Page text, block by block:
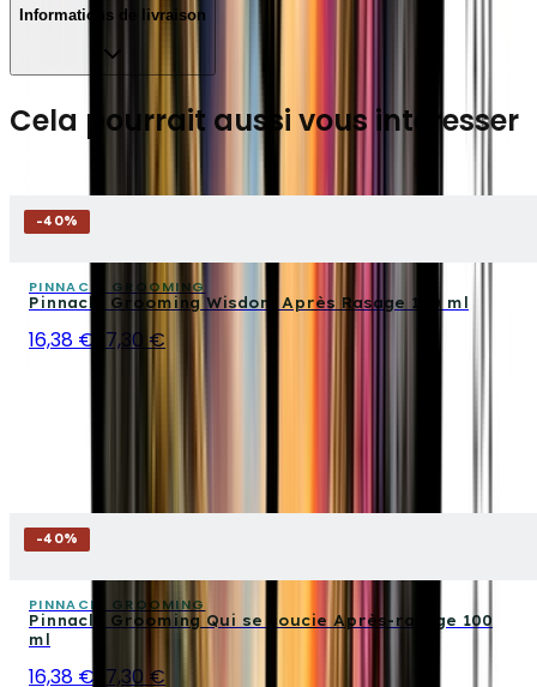
Informations de livraison
Cela pourrait aussi vous intéresser
-40%
PINNACLE GROOMING
Pinnacle Grooming Wisdom Après Rasage 100 ml
16,38 € 27,30 €
-40%
PINNACLE GROOMING
Pinnacle Grooming Qui se soucie Après-rasage 100
ml
16,38 € 27,30 €